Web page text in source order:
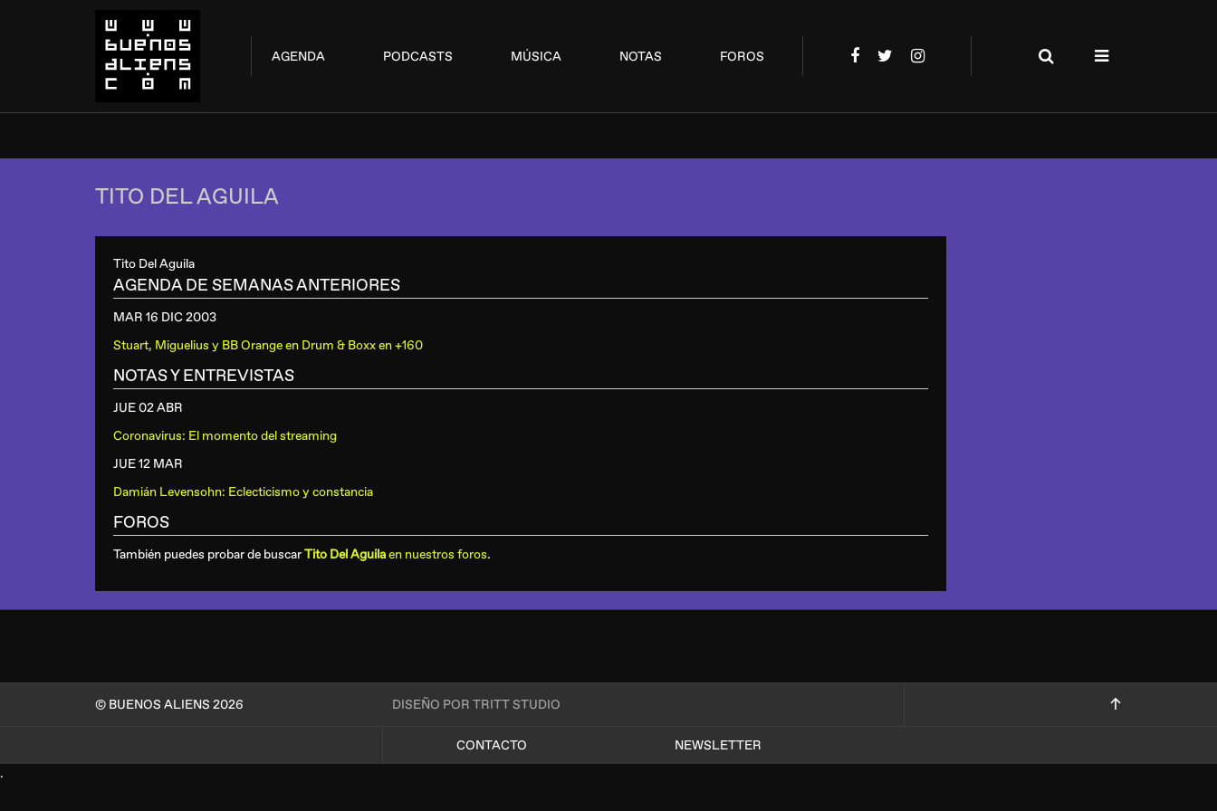
AGENDA PODCASTS MÚSICA NOTAS FOROS
TITO DEL AGUILA
Tito Del Aguila
AGENDA DE SEMANAS ANTERIORES
MAR 16 DIC 2003
Stuart, Miguelius y BB Orangeen Drum & Boxx en +160
NOTAS Y ENTREVISTAS
JUE 02 ABR
Coronavirus: El momento del streaming
JUE 12 MAR
Damián Levensohn: Eclecticismo y constancia
FOROS
También puedes probar de buscarTito Del Aguilaen nuestros foros.
© BUENOS ALIENS 2026 DISEÑO POR TRITT STUDIO
CONTACTO
NEWSLETTER
.